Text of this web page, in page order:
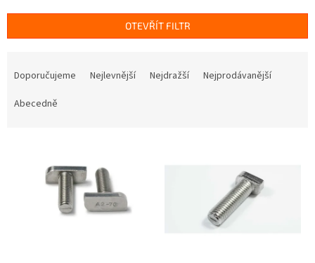
OTEVŘÍT FILTR
Doporučujeme Nejlevnější Nejdražší
Nejprodávanější
Abecedně